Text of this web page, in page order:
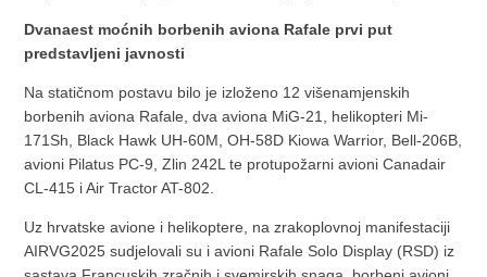
Dvanaest moćnih borbenih aviona Rafale prvi put
predstavljeni javnosti
Na statičnom postavu bilo je izloženo 12 višenamjenskih
borbenih aviona Rafale, dva aviona MiG-21, helikopteri Mi-
171Sh, Black Hawk UH-60M, OH-58D Kiowa Warrior, Bell-206B,
avioni Pilatus PC-9, Zlin 242L te protupožarni avioni Canadair
CL-415 i Air Tractor AT-802.
Uz hrvatske avione i helikoptere, na zrakoplovnoj manifestaciji
AIRVG2025 sudjelovali su i avioni Rafale Solo Display (RSD) iz